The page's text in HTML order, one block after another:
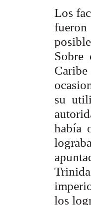
Los
posible
Sobre
su
había
los